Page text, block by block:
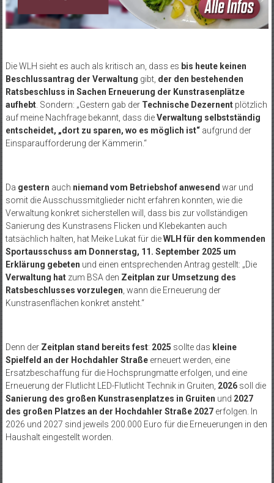
Die WLH sieht es auch als kritisch an, dass es bis heute keinen
Beschlussantrag der Verwaltung gibt, der den bestehenden
Ratsbeschluss in Sachen Erneuerung der Kunstrasenplätze
aufhebt. Sondern: „Gestern gab der Technische Dezernentplötzlich
auf meine Nachfrage bekannt, dass dieVerwaltung selbstständig
entscheidet, „dort zu sparen, wo es möglich ist“ aufgrund der
Einsparaufforderung der Kämmerin.“
Da gestern auch niemand vom Betriebshof anwesend war und
somit die Ausschussmitglieder nicht erfahren konnten, wie die
Verwaltung konkret sicherstellen will, dass bis zur vollständigen
Sanierung des Kunstrasens Flicken und Klebekanten auch
tatsächlich halten, hat Meike Lukat für dieWLH für den kommenden
Sportausschuss am Donnerstag, 11. September 2025 um
Erklärung gebeten und einen entsprechenden Antrag gestellt: „Die
Verwaltung hatzum BSA den Zeitplan zur Umsetzung des
Ratsbeschlusses vorzulegen, wann die Erneuerung der
Kunstrasenflächen konkret ansteht.“
Denn der Zeitplan stand bereits fest: 2025 sollte das kleine
Spielfeld an der Hochdahler Straßeerneuert werden, eine
Ersatzbeschaffung für die Hochsprungmatte erfolgen, und eine
Erneuerung der Flutlicht LED-Flutlicht Technik in Gruiten, 2026soll die
Sanierung des großen Kunstrasenplatzes in Gruiten und 2027
des großen Platzes an der Hochdahler Straße 2027erfolgen. In
2026 und 2027 sind jeweils 200.000 Euro für die Erneuerungen in den
Haushalt eingestellt worden.